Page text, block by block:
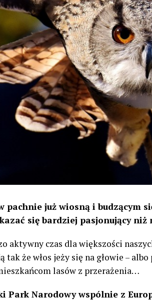
pachnie już wiosną i budzącym
się bardziej pasjonujący niż
aktywny czas dla większości
tak że włos jeży się na głowie –
lasów z przerażenia…
Park Narodowy wspólnie z